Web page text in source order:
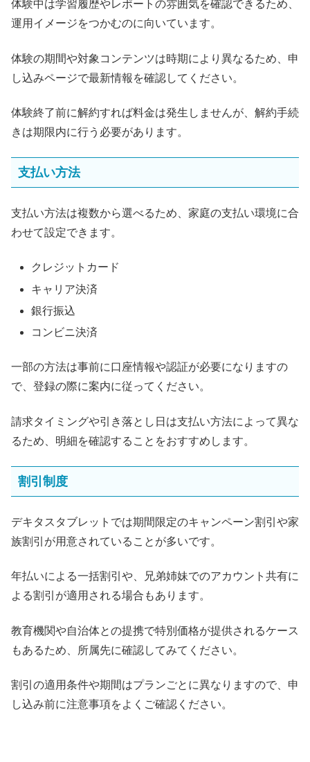
体験中は学習履歴やレポートの雰囲気を確認できるため、
運用イメージをつかむのに向いています。
体験の期間や対象コンテンツは時期により異なるため、申
し込みページで最新情報を確認してください。
体験終了前に解約すれば料金は発生しませんが、解約手続
きは期限内に行う必要があります。
支払い方法
支払い方法は複数から選べるため、家庭の支払い環境に合
わせて設定できます。
クレジットカード
キャリア決済
銀行振込
コンビニ決済
一部の方法は事前に口座情報や認証が必要になりますの
で、登録の際に案内に従ってください。
請求タイミングや引き落とし日は支払い方法によって異な
るため、明細を確認することをおすすめします。
割引制度
デキタスタブレットでは期間限定のキャンペーン割引や家
族割引が用意されていることが多いです。
年払いによる一括割引や、兄弟姉妹でのアカウント共有に
よる割引が適用される場合もあります。
教育機関や自治体との提携で特別価格が提供されるケース
もあるため、所属先に確認してみてください。
割引の適用条件や期間はプランごとに異なりますので、申
し込み前に注意事項をよくご確認ください。